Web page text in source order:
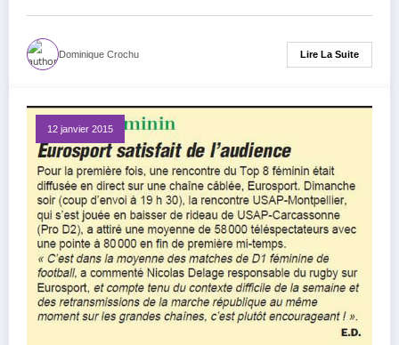
Dominique Crochu Lire La Suite
12 janvier 2015